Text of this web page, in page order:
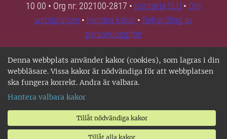
Denna webbplats använder kakor (cookies), som lagras i din
webbläsare. Vissa kakor är nödvändiga för att webbplatsen
ska fungera korrekt. Andra är valbara.
Hantera valbara kakor
Tillåt nödvändiga kakor
Tillåt alla kakor
10 00 • Org nr: 202100-2817 • Kontakta SLU • Om
webbplatsen • Hantera kakor • Behandling av
personuppgifter